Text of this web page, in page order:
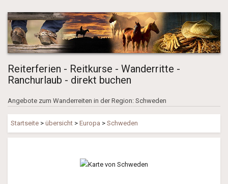
Reiterferien - Reitkurse - Wanderritte -
Ranchurlaub - direkt buchen
Angebote zum Wanderreiten in der Region: Schweden
Startseite > übersicht > Europa > Schweden